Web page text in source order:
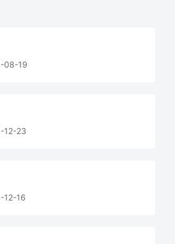
08-19
12-23
12-16